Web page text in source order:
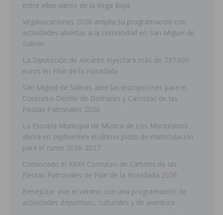
entre ellos varios de la Vega Baja
Vegavacaciones 2026 amplía su programación con
actividades abiertas a la comunidad en San Miguel de
Salinas
La Diputación de Alicante inyectará más de 737.000
euros en Pilar de la Horadada
San Miguel de Salinas abre las inscripciones para el
Concurso-Desfile de Disfraces y Carrozas de las
Fiestas Patronales 2026
La Escuela Municipal de Música de Los Montesinos
abrirá en septiembre el último plazo de matriculación
para el curso 2026-2027
Convocado el XXVII Concurso de Carteles de las
Fiestas Patronales de Pilar de la Horadada 2026
Benejúzar vive el verano con una programación de
actividades deportivas, culturales y de aventura